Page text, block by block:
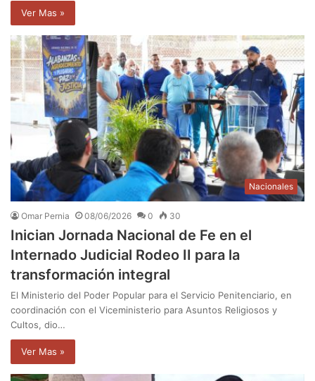
Ver Mas »
Nacionales
Omar Pernia 08/06/2026 0 30
Inician Jornada Nacional de Fe en el
Internado Judicial Rodeo II para la
transformación integral
El Ministerio del Poder Popular para el Servicio Penitenciario, en
coordinación con el Viceministerio para Asuntos Religiosos y
Cultos, dio…
Ver Mas »